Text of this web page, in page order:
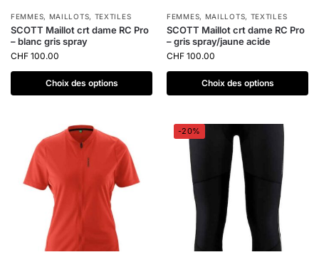
FEMMES, MAILLOTS, TEXTILES
SCOTT Maillot crt dame RC Pro
– blanc gris spray
CHF 100.00
Choix des options
FEMMES, MAILLOTS, TEXTILES
SCOTT Maillot crt dame RC Pro
– gris spray/jaune acide
CHF 100.00
Choix des options
-20%